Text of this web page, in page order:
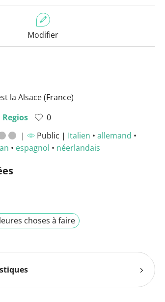
Modifier
la Alsace (France)
0
| Public | Italien • allemand •
• espagnol • néerlandais
choses à faire